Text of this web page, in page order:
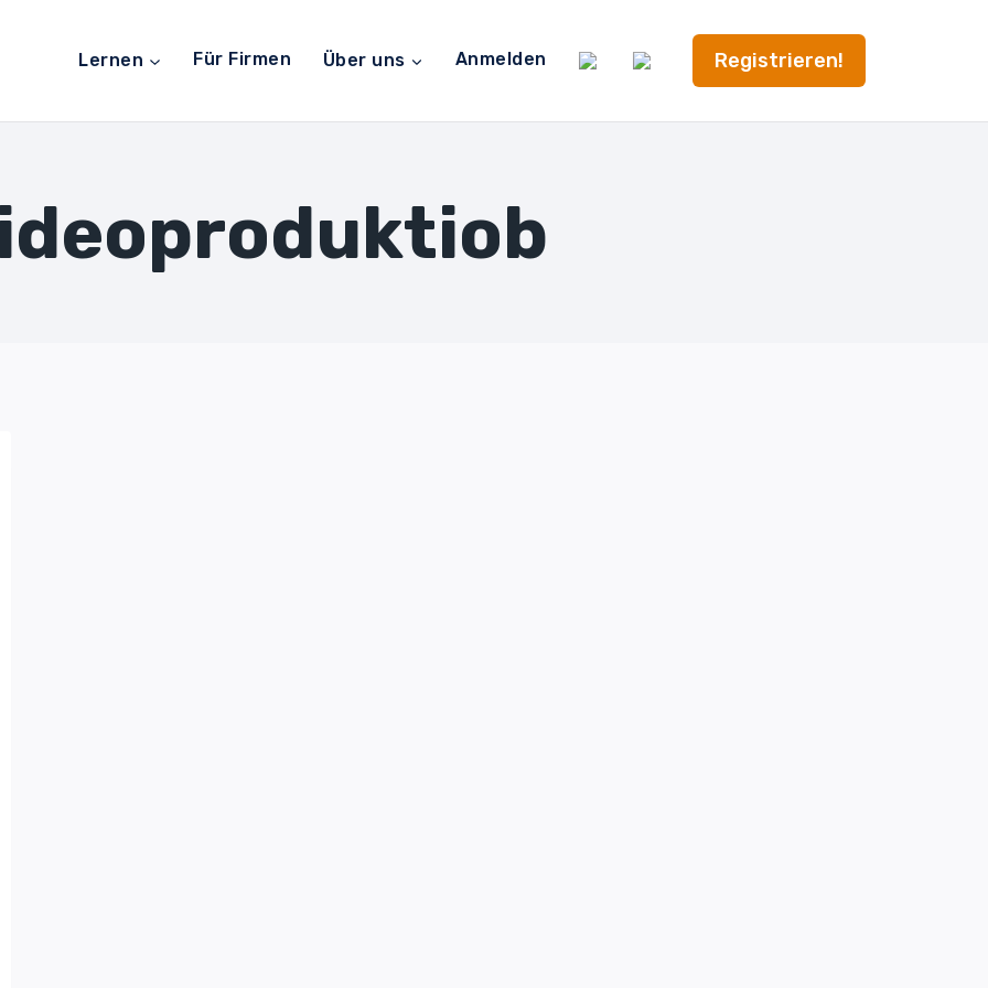
Lernen Für Firmen Über uns Anmelden Registrieren!